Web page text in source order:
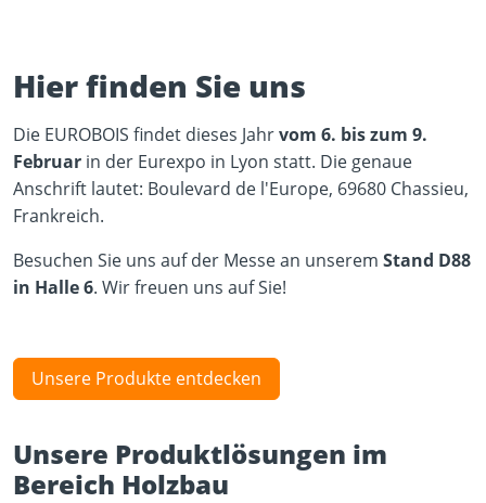
Hier finden Sie uns
Die EUROBOIS findet dieses Jahrvom 6. bis zum 9.
Februar in der Eurexpo in Lyon statt. Die genaue
Anschrift lautet: Boulevard de l'Europe, 69680 Chassieu,
Frankreich.
Besuchen Sie uns auf der Messe an unserem Stand D88
in Halle 6. Wir freuen uns auf Sie!
Unsere Produkte entdecken
Unsere Produktlösungen im
Bereich Holzbau